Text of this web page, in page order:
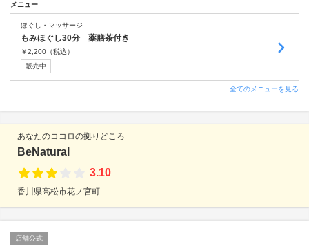
メニュー
ほぐし・マッサージ
もみほぐし30分 薬膳茶付き
￥2,200 （税込）
販売中
全てのメニューを見る
あなたのココロの拠りどころ
BeNatural
3.10
香川県高松市花ノ宮町
店舗公式